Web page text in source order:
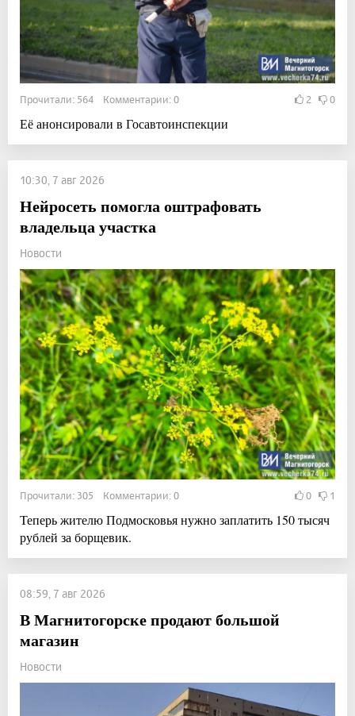
Прочитали: 564 Комментарии: 0 2 0
Её анонсировали в Госавтоинспекции
10:30, 7 авг 2026
Нейросеть помогла оштрафовать
владельца участка
Новости
Прочитали: 305 Комментарии: 0 0 1
Теперь жителю Подмосковья нужно заплатить 150 тысяч
рублей за борщевик.
08:59, 7 авг 2026
В Магнитогорске продают большой
магазин
Новости